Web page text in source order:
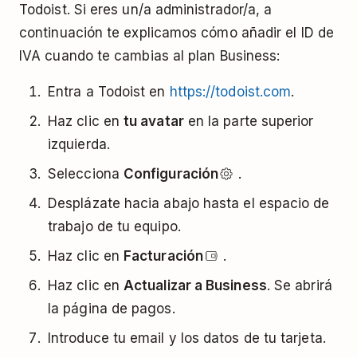
Todoist. Si eres un/a administrador/a, a
continuación te explicamos cómo añadir el ID de
IVA cuando te cambias al plan Business:
Entra a Todoist en https://todoist.com.
Haz clic entu avataren la parte superior
izquierda.
Selecciona Configuración
.
Desplázate hacia abajo hasta el espacio de
trabajo de tu equipo.
Haz clic en Facturación
.
Haz clic en Actualizar a Business. Se abrirá
la página de pagos.
Introduce tu email y los datos de tu tarjeta.